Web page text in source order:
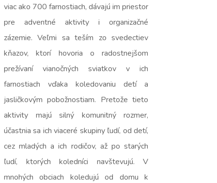
viac ako 700 farnostiach, dávajú im priestor
pre adventné aktivity i organizačné
zázemie. Veľmi sa teším zo svedectiev
kňazov, ktorí hovoria o radostnejšom
prežívaní vianočných sviatkov v ich
farnostiach vďaka koledovaniu detí a
jasličkovým pobožnostiam. Pretože tieto
aktivity majú silný komunitný rozmer,
účastnia sa ich viaceré skupiny ľudí, od detí,
cez mladých a ich rodičov, až po starých
ľudí, ktorých koledníci navštevujú. V
mnohých obciach koledujú od domu k